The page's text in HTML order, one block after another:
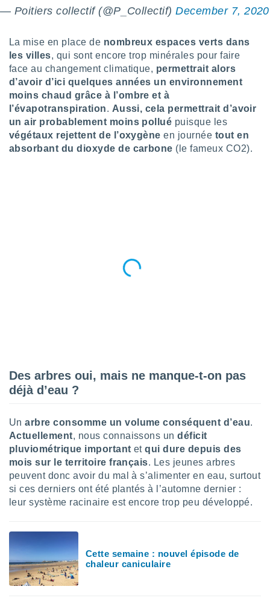
en
des
à
en
«
web.
nos
— Poitiers collectif (@P_Collectif)December 7, 2020
La mise en place de nombreux espaces verts dans
les villes, qui sont encore trop minérales pour faire
face au changement climatique, permettrait alors
d’avoir d’ici quelques années un environnement
moins chaud grâce à l’ombre et à
l’évapotranspiration. Aussi, cela permettrait d’avoir
un air probablement moins pollué puisque les
végétaux rejettent de l’oxygène en journée tout en
absorbant du dioxyde de carbone (le fameux CO2).
Des arbres oui, mais ne manque-t-on pas
déjà d’eau ?
Unarbre consomme un volume conséquent d’eau.
Actuellement, nous connaissons undéficit
pluviométrique important etqui dure depuis des
mois sur le territoire français. Les jeunes arbres
peuvent donc avoir du mal à s’alimenter en eau, surtout
si ces derniers ont été plantés à l’automne dernier :
leur système racinaire est encore trop peu développé.
Cette semaine : nouvel épisode de
chaleur caniculaire